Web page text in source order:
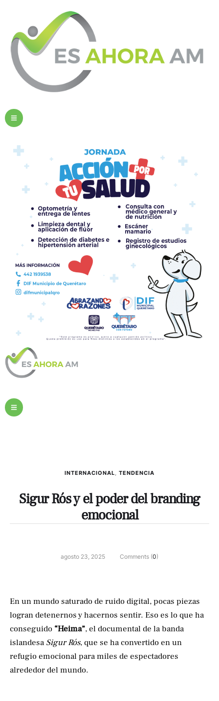
INTERNACIONAL, TENDENCIA
Sigur Rós y el poder del branding
emocional
agosto 23, 2025 Comments (0)
En un mundo saturado de ruido digital, pocas piezas
logran detenernos y hacernos sentir. Eso es lo que ha
conseguido “Heima”, el documental de la banda
islandesa Sigur Rós, que se ha convertido en un
refugio emocional para miles de espectadores
alrededor del mundo.